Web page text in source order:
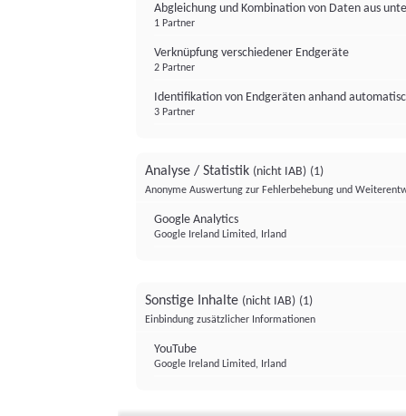
Abgleichung und Kombination von Daten aus
1 Partner
Verknüpfung verschiedener Endgeräte
2 Partner
Identifikation von Endgeräten anhand
3 Partner
Analyse / Statistik (nicht IAB) (1)
Anonyme Auswertung zur Fehlerbehebung und
Google Analytics
Google Ireland Limited, Irland
Sonstige Inhalte (nicht IAB) (1)
Einbindung zusätzlicher Informationen
YouTube
Google Ireland Limited, Irland